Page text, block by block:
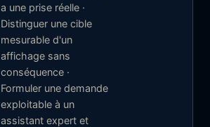
a une prise réelle ·
Distinguer une cible
mesurable d'un
affichage sans
conséquence ·
Formuler une demande
exploitable à un
assistant expert et